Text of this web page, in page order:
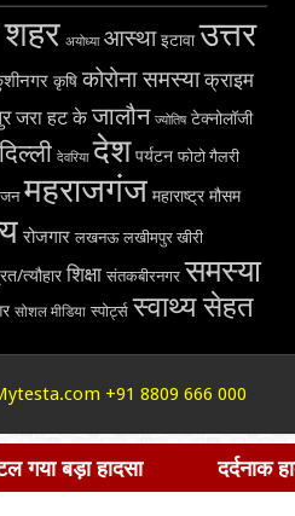
अयोध्या आस्था इटावा उत्तर
कृषि कोरोना समस्या क्राइम
जरा हट के जालौन ज्योतिष टेक्नोलॉजी
दिल्ली देवरिया देश पर्यटन फोटो गैलरी
महराजगंज महाराष्ट्र मौसम
रोजगार लखनऊ लखीमपुर खीरी
त्यौहार शिक्षा संतकबीरनगर समस्या
सोशल मीडिया स्पोर्ट्स स्वाथ्य सेहत
+91 8809 666 000
हादसा दर्दनाक हादसा: